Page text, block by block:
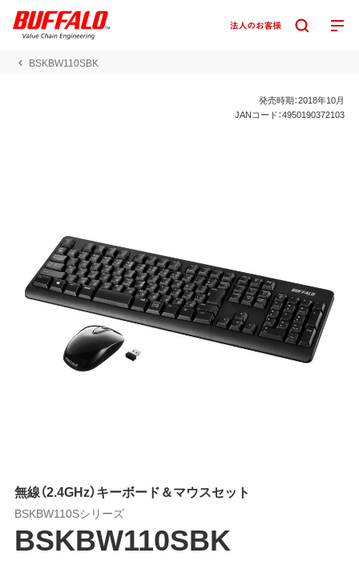
BSKBW110SBK
発売時期：2018年10月
JANコード：4950190372103
無線（2.4GHz）キーボード＆マウスセット
BSKBW110Sシリーズ
BSKBW110SBK